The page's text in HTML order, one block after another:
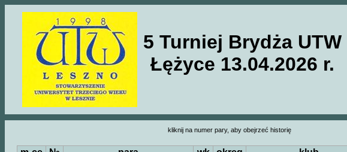
5 Turniej Brydża UTW
Łężyce 13.04.2026 r.
kliknij na numer pary, aby obejrzeć historię